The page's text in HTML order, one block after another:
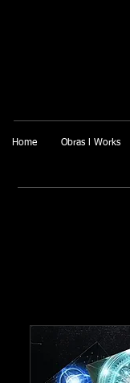
Home Obras l Works